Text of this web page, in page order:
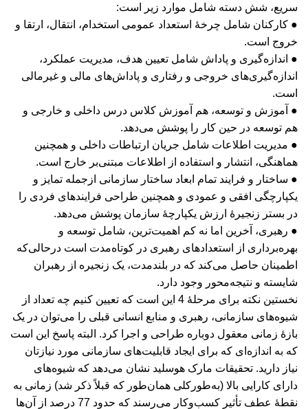
سریع، شش دسته شامل موارد زیر است:
● کارکنان شامل چرخۀ استعداد عمومی استخدام، انتقال، ارتقا و
خروج است.
● اندازه‌گیری و پاداش شامل تعیین هدف، مدیریت عملکرد،
اندازه‌گیری‌های خروجی و رفتاری و پاداش‌های مالی و غیرمالی
است.
● آموزش و توسعه، هم آموزش کلاس درس داخلی و خارجی و
هم توسعه در حین کار را پوشش می‌دهد.
● مدیریت اطلاعات شامل جریان ارتباطات داخلی و همچنین
هماهنگی، انتشار و استفاده از اطلاعات مبتنی‌بر خارج است.
● ساختار و فرایند تمام ابعاد ساختار سازمانی ازجمله تمایز و
یکپارچگی افقی و عمودی و همچنین طراحی فرایندهای فردی را
در بستر زنجیرۀ ارزش یکپارچۀ ‌سازمان پوشش می‌دهد.
● رهبری، آخرین اما نه کم اهمیت‌ترین، شامل توسعه و
بهره‌برداری از استعدادهای رهبری در کوتاه‌مدت است درحالی‌که
اطمینان حاصل می‌کند که در بلندمدت، یک زنجیره از رهبران
شایسته و نتیجه‌محور وجود دارد.
نخستین نکته برای مرحلۀ 4 این است که تعیین کنیم چه تعداد از
شیوه‌های سازمانی، رهبری و منابع انسانی قبلی را می‌توان در یک
بازۀ زمانی معقول دوباره طراحی و اجرا کرد. البته پاسخ این است
که به اندازه‌ای که برای ایجاد قابلیت‌های سازمانی مورد نیازتان
نیاز دارید. تحقیقات مارک هوسلید نشان می‌دهد که شیوه‌های
دارای کارایی بالا (به‌طور‌کلی همان‌طور که قبلاً ذکر شد) زمانی به
نقطۀ عطف تأثیر کسب‌وکار می‌رسند که حدود 77 درصد از آن‌ها